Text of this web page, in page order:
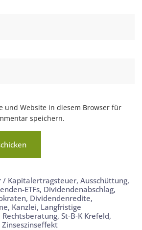
und Website in diesem Browser für
speichern.
/ Kapitalertragsteuer, Ausschüttung,
ETFs, Dividendenabschlag,
, Dividendenredite,
, Kanzlei, Langfristige
Rechtsberatung, St-B-K Krefeld,
Zinseszinseffekt